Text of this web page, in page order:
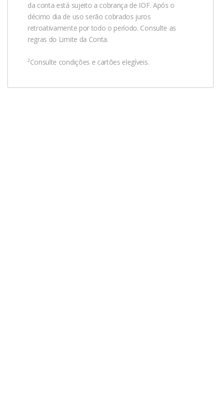
da conta está sujeito a cobrança de IOF. Após o
décimo dia de uso serão cobrados juros
retroativamente por todo o período. Consulte as
regras do Limite da Conta.
²Consulte condições e cartões elegíveis.